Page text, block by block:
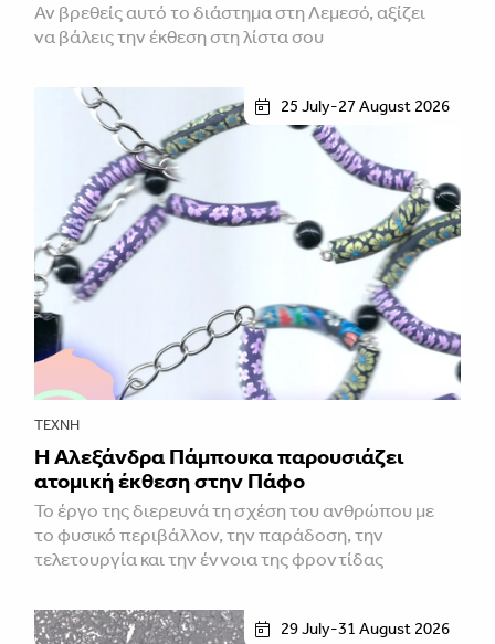
Αν βρεθείς αυτό το διάστημα στη Λεμεσό, αξίζει
να βάλεις την έκθεση στη λίστα σου
25 July-27 August 2026
ΤΈΧΝΗ
Η Αλεξάνδρα Πάμπουκα παρουσιάζει
ατομική έκθεση στην Πάφο
Το έργο της διερευνά τη σχέση του ανθρώπου με
το φυσικό περιβάλλον, την παράδοση, την
τελετουργία και την έννοια της φροντίδας
29 July-31 August 2026